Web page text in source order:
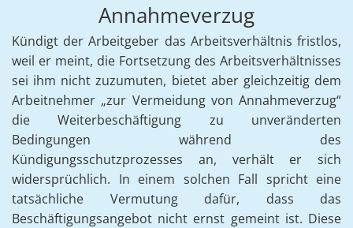
Annahmeverzug
Kündigt der Arbeitgeber das Arbeitsverhältnis fristlos,
weil er meint, die Fortsetzung des Arbeitsverhältnisses
sei ihm nicht zuzumuten, bietet aber gleichzeitig dem
Arbeitnehmer „zur Vermeidung von Annahmeverzug“
die Weiterbeschäftigung zu unveränderten
Bedingungen während des
Kündigungsschutzprozesses an, verhält er sich
widersprüchlich. In einem solchen Fall spricht eine
tatsächliche Vermutung dafür, dass das
Beschäftigungsangebot nicht ernst gemeint ist. Diese